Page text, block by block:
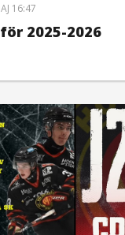
16:47
2025-2026